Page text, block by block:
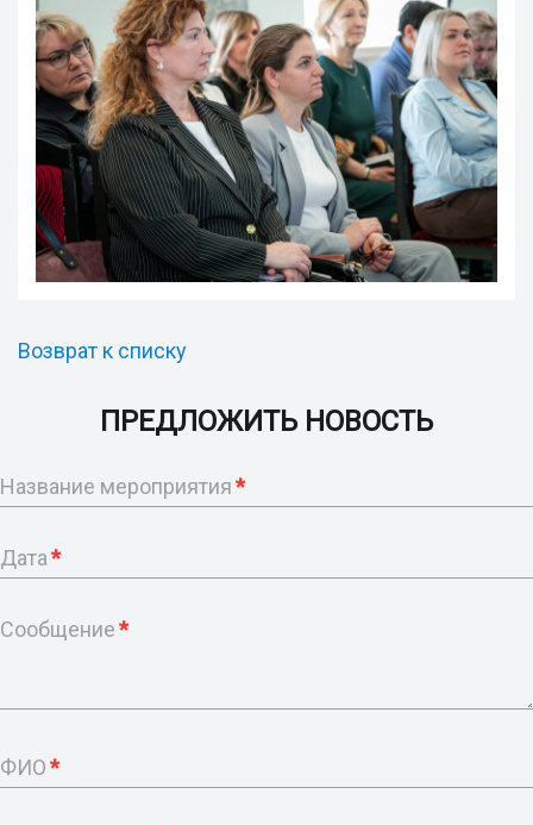
Возврат к списку
ПРЕДЛОЖИТЬ НОВОСТЬ
Название мероприятия*
Дата*
Сообщение*
ФИО*